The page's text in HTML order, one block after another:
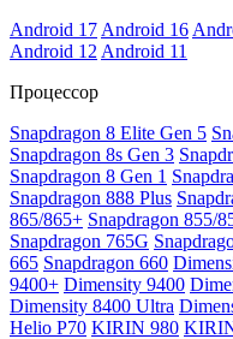
Android 17 Android 16
Android 12 Android 11
Процессор
Snapdragon 8 Elite Gen 5
Snapdragon 8s Gen 3
Snapdragon 8 Gen 1
Snapdragon 888 Plus
865/865+ Snapdragon 855/
Snapdragon 765G
665 Snapdragon 660
9400+ Dimensity 9400
Dimensity 8400 Ultra
Helio P70 KIRIN 980